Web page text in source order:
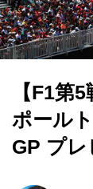
【F1第
ポール
GP プレ